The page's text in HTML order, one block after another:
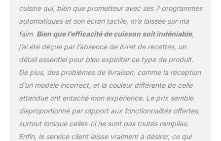
cuisine qui, bien que prometteur avec ses 7 programmes
automatiques et son écran tactile, m’a laissée sur ma
faim. Bien que l’efficacité de cuisson soit indéniable,
j’ai été déçue par l’absence de livret de recettes, un
détail essentiel pour bien exploiter ce type de produit.
De plus, des problèmes de livraison, comme la réception
d’un modèle incorrect, et la couleur différente de celle
attendue ont entaché mon expérience. Le prix semble
disproportionné par rapport aux fonctionnalités offertes,
surtout lorsque celles-ci ne sont pas toutes remplies.
Enfin, le service client laisse vraiment à désirer, ce qui